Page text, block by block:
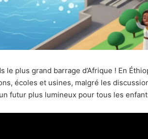
le plus grand barrage d’Afrique ! En
écoles et usines, malgré les
futur plus lumineux pour tous les